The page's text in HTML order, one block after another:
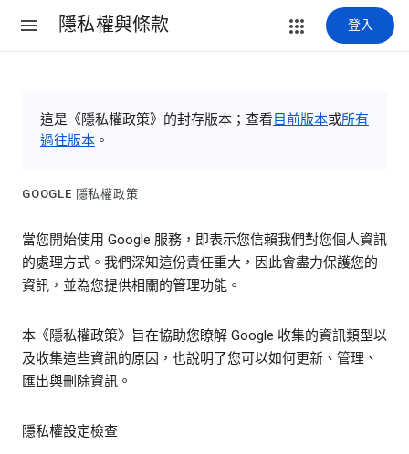
隱私權與條款 登入
這是《隱私權政策》的封存版本；查看 目前版本或所有
過往版本 。
GOOGLE 隱私權政策
當您開始使用 Google 服務，即表示您信賴我們對您個人資訊
的處理方式。我們深知這份責任重大，因此會盡力保護您的
資訊，並為您提供相關的管理功能。
本《隱私權政策》旨在協助您瞭解 Google 收集的資訊類型以
及收集這些資訊的原因，也說明了您可以如何更新、管理、
匯出與刪除資訊。
隱私權設定檢查